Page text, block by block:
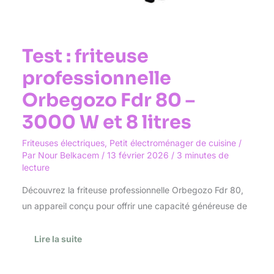
Test : friteuse
professionnelle
Orbegozo Fdr 80 –
3000 W et 8 litres
Friteuses électriques, Petit électroménager de cuisine/
Par Nour Belkacem / 13 février 2026 / 3 minutes de
lecture
Découvrez la friteuse professionnelle Orbegozo Fdr 80,
un appareil conçu pour offrir une capacité généreuse de
Lire la suite